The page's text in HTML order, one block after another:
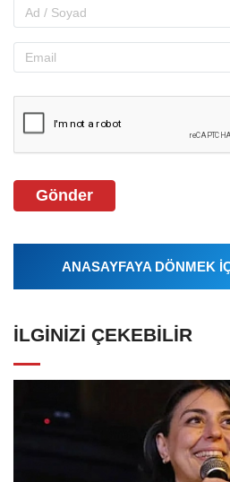
Gönder
ANASAYFAYA DÖNMEK
İLGINIZI ÇEKEBILIR